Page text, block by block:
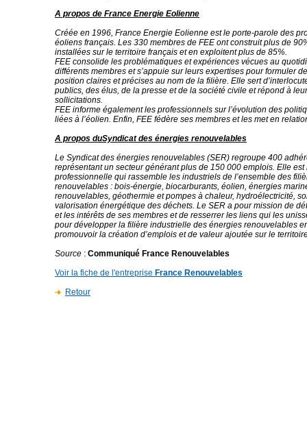
A propos de France Energie Eolienne
Créée en 1996, France Energie Eolienne est le porte-parole des
éoliens français. Les 330 membres de FEE ont construit plus de
installées sur le territoire français et en exploitent plus de 85%.
FEE consolide les problématiques et expériences vécues au
différents membres et s’appuie sur leurs expertises pour formuler
position claires et précises au nom de la filière. Elle sert
publics, des élus, de la presse et de la société civile et répond à
sollicitations.
FEE informe également les professionnels sur l’évolution des
liées à l’éolien. Enfin, FEE fédère ses membres et les met en
A propos duSyndicat des énergies renouvelables
Le Syndicat des énergies renouvelables (SER) regroupe 400
représentant un secteur générant plus de 150 000 emplois. Elle est
professionnelle qui rassemble les industriels de l’ensemble des
renouvelables : bois-énergie, biocarburants, éolien, énergies
renouvelables, géothermie et pompes à chaleur, hydroélectricité,
valorisation énergétique des déchets. Le SER a pour mission de
et les intérêts de ses membres et de resserrer les liens qui les
pour développer la filière industrielle des énergies renouvelables
promouvoir la création d’emplois et de valeur ajoutée sur le
Source : Communiqué France Renouvelables
Voir la fiche de l'entreprise France Renouvelables
Retour